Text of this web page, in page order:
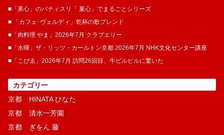
■「果心」のパティスリ「 菓​心」でまるごとシリーズ
■ 「カフェ･ヴェルディ」乾杯の歌ブレンド
■「肉料理 やま」2026年7月 クラブエリー
■「水暉」ザ・リッツ・カールトン京都 2026年7月 NHK文化センター講座
■「こぴゑ」2026年7月 訪問26回目、牛ピルピルに驚いた
カテゴリー
京都 HINATA ひなた
京都 清水一芳園
京都 ぎをん 藤